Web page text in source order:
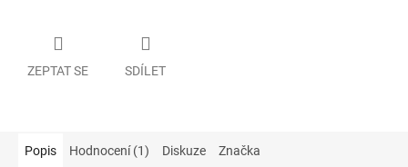
ZEPTAT SE SDÍLET
Popis Hodnocení (1) Diskuze Značka